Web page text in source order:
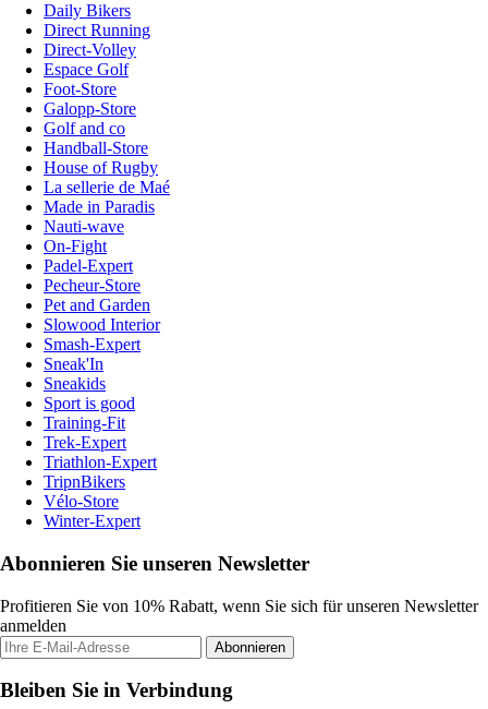
Daily Bikers
Direct Running
Direct-Volley
Espace Golf
Foot-Store
Galopp-Store
Golf and co
Handball-Store
House of Rugby
La sellerie de Maé
Made in Paradis
Nauti-wave
On-Fight
Padel-Expert
Pecheur-Store
Pet and Garden
Slowood Interior
Smash-Expert
Sneak'In
Sneakids
Sport is good
Training-Fit
Trek-Expert
Triathlon-Expert
TripnBikers
Vélo-Store
Winter-Expert
Abonnieren Sie unseren Newsletter
Profitieren Sie von 10% Rabatt, wenn Sie sich für unseren Newsletter
anmelden
Abonnieren
Bleiben Sie in Verbindung